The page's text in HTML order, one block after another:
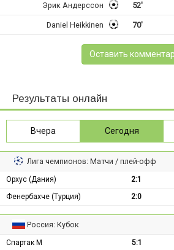
52'
Эрик Андерссон
70'
Daniel Heikkinen
Оставить
Результаты онлайн
Вчера Сегодня
Лига чемпионов: Матчи / плей-офф
Орхус (Дания) 2:1
Фенербахче (Турция)
2:0
Россия: Кубок
Спартак М 5:1